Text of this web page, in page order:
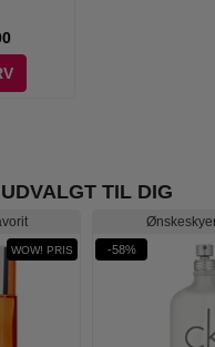
UDVALGT TIL DIG
WOW! PRIS -58%